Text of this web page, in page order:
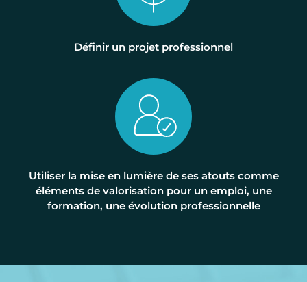
Définir un projet professionnel
Utiliser la mise en lumière de ses atouts comme
éléments de valorisation pour un emploi, une
formation, une évolution professionnelle